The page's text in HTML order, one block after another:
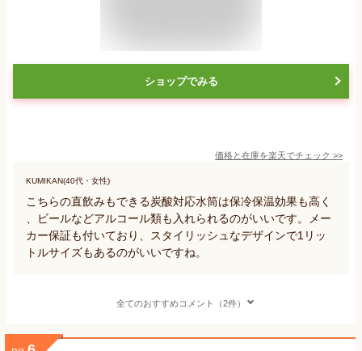
ショップでみる
価格と在庫を楽天でチェック >>
KUMIKAN(40代・女性)
こちらの直飲みもできる炭酸対応水筒は保冷保温効果も高く
、ビールなどアルコール類も入れられるのがいいです。メー
カー保証も付いており、スタイリッシュなデザインで1リッ
トルサイズもあるのがいいですね。
全てのおすすめコメント（2件）